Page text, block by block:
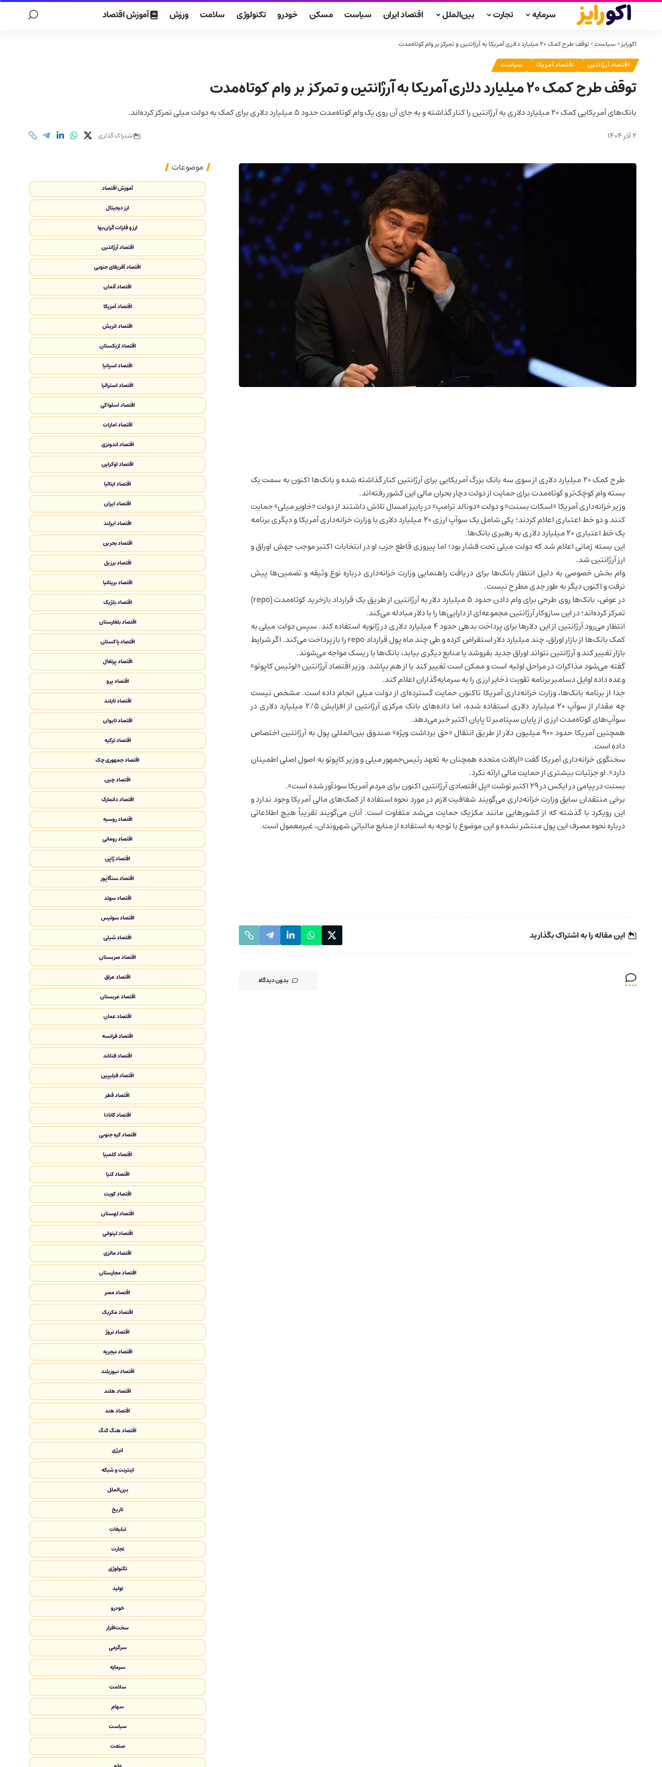
سرمایه تجارت بین‌الملل اقتصاد ایران سیاست مسکن خودرو تکنولوژی سلامت ورزش آموزش اقتصاد
اکورایز>سیاست>توقف طرح کمک ۲۰ میلیارد دلاری آمریکا به آرژانتین و تمرکز بر وام کوتاه‌مدت
اقتصاد آرژانتین اقتصاد آمریکا سیاست
توقف طرح کمک ۲۰ میلیارد دلاری آمریکا به آرژانتین و تمرکز بر وام کوتاه‌مدت
بانک‌های آمریکایی کمک ۲۰ میلیارد دلاری به آرژانتین را کنار گذاشته و به جای آن روی یک وام کوتاه‌مدت حدود ۵ میلیارد دلاری برای کمک به دولت میلی تمرکز کرده‌اند.
2 آذر 1404 اشتراک گذاری
طرح کمک ۲۰ میلیارد دلاری از سوی سه بانک بزرگ آمریکایی برای آرژانتین کنار گذاشته شده و بانک‌ها اکنون به سمت یک
بسته وام کوچک‌تر و کوتاه‌مدت برای حمایت از دولت دچار بحران مالی این کشور رفته‌اند.
وزیر خزانه‌داری آمریکا «اسکات بسنت» و دولت «دونالد ترامپ» در پاییز امسال تلاش داشتند از دولت «خاویر میلی» حمایت
کنند و دو خط اعتباری اعلام کردند؛ یکی شامل یک سوآپ ارزی ۲۰ میلیارد دلاری با وزارت خزانه‌داری آمریکا و دیگری برنامه
یک خط اعتباری ۲۰ میلیارد دلاری به رهبری بانک‌ها.
این بسته زمانی اعلام شد که دولت میلی تحت فشار بود؛ اما پیروزی قاطع حزب او در انتخابات اکتبر موجب جهش اوراق و
ارز آرژانتین شد.
وام بخش خصوصی به دلیل انتظار بانک‌ها برای دریافت راهنمایی وزارت خزانه‌داری درباره نوع وثیقه و تضمین‌ها پیش
نرفت و اکنون دیگر به طور جدی مطرح نیست.
در عوض، بانک‌ها روی طرحی برای وام دادن حدود ۵ میلیارد دلار به آرژانتین از طریق یک قرارداد بازخرید کوتاه‌مدت (repo)
تمرکز کرده‌اند؛ در این سازوکار آرژانتین مجموعه‌ای از دارایی‌ها را با دلار مبادله می‌کند.
انتظار می‌رود آرژانتین از این دلارها برای پرداخت بدهی حدود ۴ میلیارد دلاری در ژانویه استفاده کند. سپس دولت میلی به
کمک بانک‌ها از بازار اوراق، چند میلیارد دلار استقراض کرده و طی چند ماه پول قرارداد repo را بازپرداخت می‌کند. اگر شرایط
بازار تغییر کند و آرژانتین نتواند اوراق جدید بفروشد یا منابع دیگری بیابد، بانک‌ها با ریسک مواجه می‌شوند.
گفته می‌شود مذاکرات در مراحل اولیه است و ممکن است تغییر کند یا از هم بپاشد. وزیراقتصاد آرژانتین«لوئیس کاپوتو»
وعده داده اوایل دسامبر برنامه تقویت ذخایر ارزی را به سرمایه‌گذاران اعلام کند.
جدا از برنامه بانک‌ها، وزارت خزانه‌داری آمریکا تاکنون حمایت گسترده‌ای از دولت میلی انجام داده است. مشخص نیست
چه مقدار از سوآپ ۲۰ میلیارد دلاری استفاده شده، اما داده‌های بانک مرکزی آرژانتین از افزایش ۲/۵ میلیارد دلاری در
سوآپ‌های کوتاه‌مدت ارزی از پایان سپتامبر تا پایان اکتبر خبر می‌دهد.
همچنین آمریکا حدود ۹۰۰ میلیون دلار از طریق انتقال «حق برداشت ویژه» صندوق بین‌المللی پول به آرژانتین اختصاص
داده است.
سخنگوی خزانه‌داری آمریکا گفت «ایالات متحده همچنان به تعهد رئیس‌جمهور میلی و وزیر کاپوتو به اصول اصلی اطمینان
دارد». او جزئیات بیشتری از حمایت مالی ارائه نکرد.
بسنت در پیامی در ایکس در ۲۹ اکتبر نوشت «پل اقتصادی آرژانتین اکنون برای مردم آمریکا سودآور شده است».
برخی منتقدان سابق وزارت خزانه‌داری می‌گویند شفافیت لازم در مورد نحوه استفاده از کمک‌های مالی آمریکا وجود ندارد و
این رویکرد با گذشته که از کشورهایی مانند مکزیکحمایت می‌شد متفاوت است. آنان می‌گویند تقریباً هیچ اطلاعاتی
درباره نحوه مصرف این پول منتشر نشده و این موضوع با توجه به استفاده از منابع مالیاتی شهروندان، غیرمعمول است.
این مقاله را به اشتراک بگذارید
بدون دیدگاه
موضوعات
آموزش اقتصاد
ارز دیجیتال
ارز و فلزات گران‌بها
اقتصاد آرژانتین
اقتصاد آفریقای جنوبی
اقتصاد آلمان
اقتصاد آمریکا
اقتصاد اتریش
اقتصاد ازبکستان
اقتصاد اسپانیا
اقتصاد استرالیا
اقتصاد اسلواکی
اقتصاد امارات
اقتصاد اندونزی
اقتصاد اوکراین
اقتصاد ایتالیا
اقتصاد ایران
اقتصاد ایرلند
اقتصاد بحرین
اقتصاد برزیل
اقتصاد بریتانیا
اقتصاد بلژیک
اقتصاد بلغارستان
اقتصاد پاکستان
اقتصاد پرتغال
اقتصاد پرو
اقتصاد تایلند
اقتصاد تایوان
اقتصاد ترکیه
اقتصاد جمهوری چک
اقتصاد چین
اقتصاد دانمارک
اقتصاد روسیه
اقتصاد رومانی
اقتصاد ژاپن
اقتصاد سنگاپور
اقتصاد سوئد
اقتصاد سوئیس
اقتصاد شیلی
اقتصاد صربستان
اقتصاد عراق
اقتصاد عربستان
اقتصاد عمان
اقتصاد فرانسه
اقتصاد فنلاند
اقتصاد فیلیپین
اقتصاد قطر
اقتصاد کانادا
اقتصاد کره جنوبی
اقتصاد کلمبیا
اقتصاد کنیا
اقتصاد کویت
اقتصاد لهستان
اقتصاد لیتوانی
اقتصاد مالزی
اقتصاد مجارستان
اقتصاد مصر
اقتصاد مکزیک
اقتصاد نروژ
اقتصاد نیجریه
اقتصاد نیوزیلند
اقتصاد هلند
اقتصاد هند
اقتصاد هنگ کنگ
انرژی
اینترنت و شبکه
بین‌الملل
تاریخ
تبلیغات
تجارت
تکنولوژی
تولید
خودرو
سخت‌افزار
سرگرمی
سرمایه
سلامت
سهام
سیاست
صنعت